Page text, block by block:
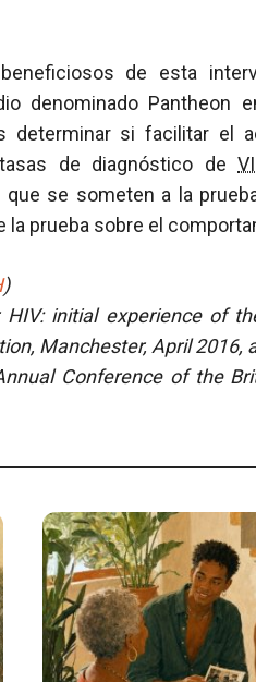
de esta
denominado Pantheon
determinar si facilitar el
de diagnóstico de
que se someten a la
la prueba sobre el
)
initial experience of
Manchester, April 2016,
Conference of the